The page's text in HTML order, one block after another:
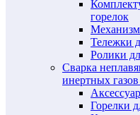
горелок
Тележки
Ролики
Сварка
инертных
Горелки